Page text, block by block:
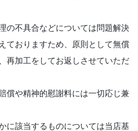
の不具合などについては問題解決
ておりますため、原則として無償
再加工をしてお返しさせていただ
償や精神的慰謝料には一切応じ兼
に該当するものについては当店基